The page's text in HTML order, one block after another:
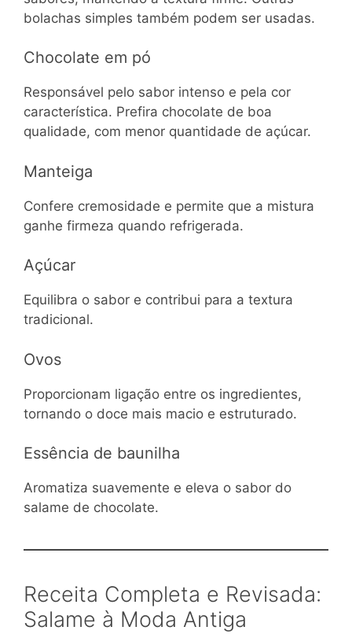
bolachas simples também podem ser usadas.
Chocolate em pó
Responsável pelo sabor intenso e pela cor
característica. Prefira chocolate de boa
qualidade, com menor quantidade de açúcar.
Manteiga
Confere cremosidade e permite que a mistura
ganhe firmeza quando refrigerada.
Açúcar
Equilibra o sabor e contribui para a textura
tradicional.
Ovos
Proporcionam ligação entre os ingredientes,
tornando o doce mais macio e estruturado.
Essência de baunilha
Aromatiza suavemente e eleva o sabor do
salame de chocolate.
Receita Completa e Revisada:
Salame à Moda Antiga